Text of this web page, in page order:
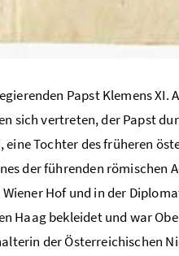
Papst Klemens XI.
sich vertreten, der Papst
Tochter des früheren
der führenden römischen
Hof und in der
Haag bekleidet und war
der Österreichischen